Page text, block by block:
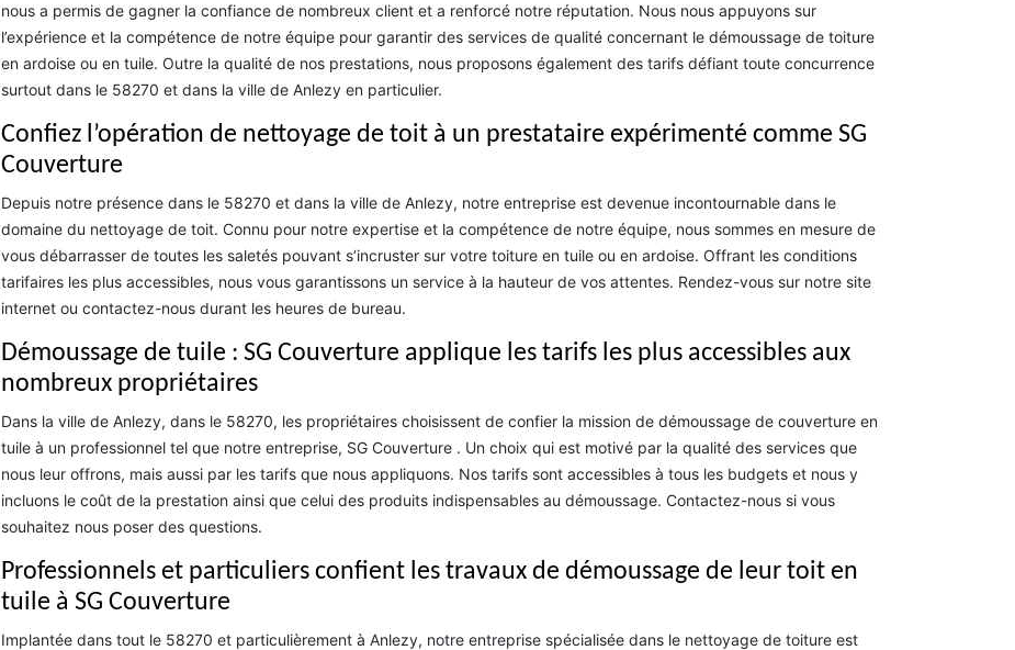
nous a permis de gagner la confiance de nombreux client et a renforcé notre réputation. Nous nous appuyons sur
l’expérience et la compétence de notre équipe pour garantir des services de qualité concernant le démoussage de toiture
en ardoise ou en tuile. Outre la qualité de nos prestations, nous proposons également des tarifs défiant toute concurrence
surtout dans le 58270 et dans la ville de Anlezy en particulier.
Confiez l’opération de nettoyage de toit à un prestataire expérimenté comme SG
Couverture
Depuis notre présence dans le 58270 et dans la ville de Anlezy, notre entreprise est devenue incontournable dans le
domaine du nettoyage de toit. Connu pour notre expertise et la compétence de notre équipe, nous sommes en mesure de
vous débarrasser de toutes les saletés pouvant s’incruster sur votre toiture en tuile ou en ardoise. Offrant les conditions
tarifaires les plus accessibles, nous vous garantissons un service à la hauteur de vos attentes. Rendez-vous sur notre site
internet ou contactez-nous durant les heures de bureau.
Démoussage de tuile : SG Couverture applique les tarifs les plus accessibles aux
nombreux propriétaires
Dans la ville de Anlezy, dans le 58270, les propriétaires choisissent de confier la mission de démoussage de couverture en
tuile à un professionnel tel que notre entreprise, SG Couverture . Un choix qui est motivé par la qualité des services que
nous leur offrons, mais aussi par les tarifs que nous appliquons. Nos tarifs sont accessibles à tous les budgets et nous y
incluons le coût de la prestation ainsi que celui des produits indispensables au démoussage. Contactez-nous si vous
souhaitez nous poser des questions.
Professionnels et particuliers confient les travaux de démoussage de leur toit en
tuile à SG Couverture
Implantée dans tout le 58270 et particulièrement à Anlezy, notre entreprise spécialisée dans le nettoyage de toiture est